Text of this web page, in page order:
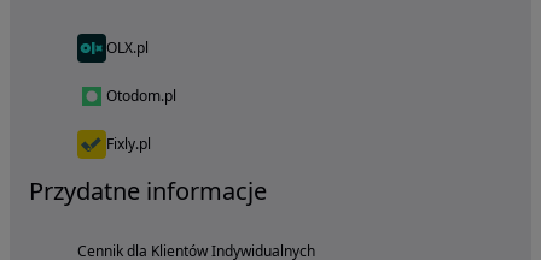
OLX.pl
Otodom.pl
Fixly.pl
Przydatne informacje
Cennik dla Klientów Indywidualnych